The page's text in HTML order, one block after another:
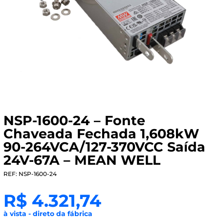
NSP-1600-24 – Fonte
Chaveada Fechada 1,608kW
90-264VCA/127-370VCC Saída
24V-67A – MEAN WELL
REF: NSP-1600-24
R$4.321,74
à vista - direto da fábrica